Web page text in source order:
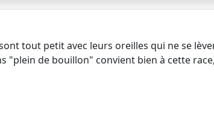
tout petit avec leurs oreilles qui ne se
"plein de bouillon" convient bien à cette